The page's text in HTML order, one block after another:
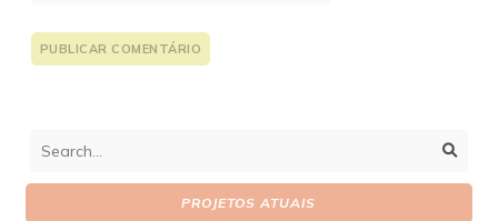
PROJETOS ATUAIS